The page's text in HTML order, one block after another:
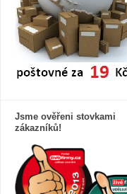
Jsme ověřeni stovkami
zákazníků!